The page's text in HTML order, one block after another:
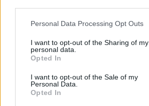
Personal Data Processing Opt Outs
I want to opt-out of the Sharing of my
personal data.
Opted In
I want to opt-out of the Sale of my
Personal Data.
Opted In
Κρήτη! Η Σίσσυ Χρηστίδου
SHOWBIZ
Η «πραγματική πολυτέλεια» της